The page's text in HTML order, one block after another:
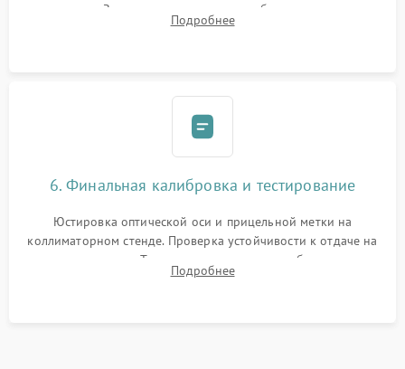
смазки. Заполнение внутреннего объема прицела
осушенным азотом для предотвращения запотевания оптики
Подробнее
6. Финальная калибровка и тестирование
Юстировка оптической оси и прицельной метки на
коллиматорном стенде. Проверка устойчивости к отдаче на
ударном стенде. Тестирование качества изображения в
темноте, дальности обнаружения и корректной работы всех
Подробнее